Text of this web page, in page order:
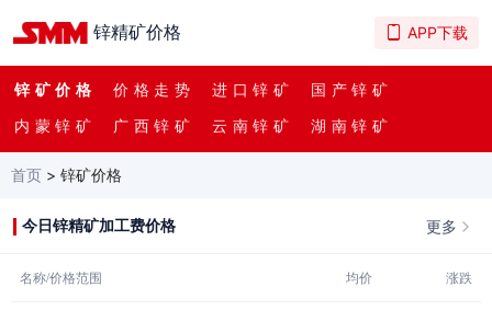
锌精矿价格 APP下载
锌矿价格 价格走势 进口锌矿 国产锌矿
内蒙锌矿 广西锌矿 云南锌矿 湖南锌矿
首页 > 锌矿价格
今日锌精矿加工费价格 更多
名称/价格范围 均价 涨跌